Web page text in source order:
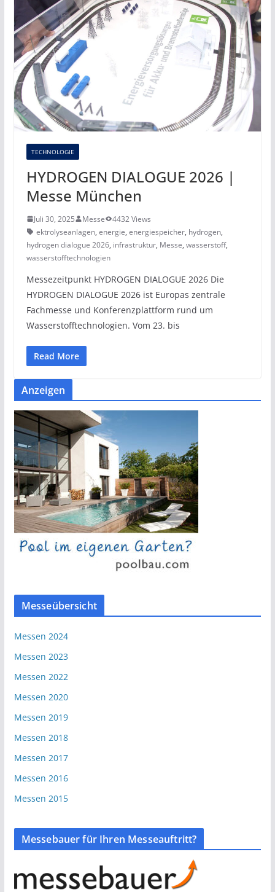
TECHNOLOGIE
HYDROGEN DIALOGUE 2026 |
Messe München
Juli 30, 2025 Messe
4432 Views
ektrolyseanlagen, energie, energiespeicher, hydrogen,
hydrogen dialogue 2026, infrastruktur, Messe, wasserstoff,
wasserstofftechnologien
Messezeitpunkt HYDROGEN DIALOGUE 2026 Die
HYDROGEN DIALOGUE 2026 ist Europas zentrale
Fachmesse und Konferenzplattform rund um
Wasserstofftechnologien. Vom 23. bis
Read More
Anzeigen
Messeübersicht
Messen 2024
Messen 2023
Messen 2022
Messen 2020
Messen 2019
Messen 2018
Messen 2017
Messen 2016
Messen 2015
Messebauer für Ihren Messeauftritt?